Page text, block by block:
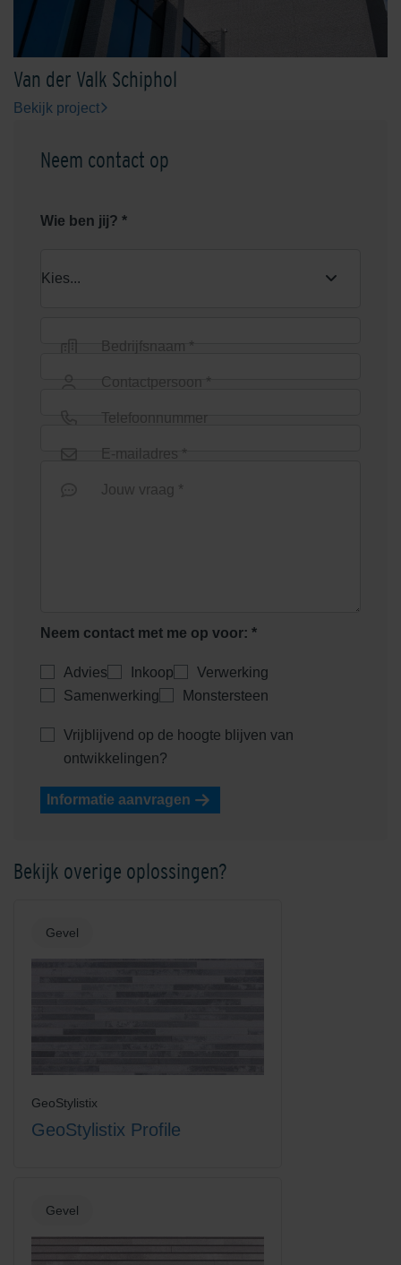
Van der Valk Schiphol
Bekijk project
Neem contact op
Wie ben jij? *
Bedrijfsnaam *
Contactpersoon *
Telefoonnummer
E-mailadres *
Jouw vraag *
Neem contact met me op voor: *
Advies Inkoop
Verwerking
Samenwerking
Monstersteen
Vrijblijvend op de hoogte blijven van
ontwikkelingen?
Informatie aanvragen
Bekijk overige oplossingen?
Gevel
GeoStylistix
GeoStylistix Profile
Gevel